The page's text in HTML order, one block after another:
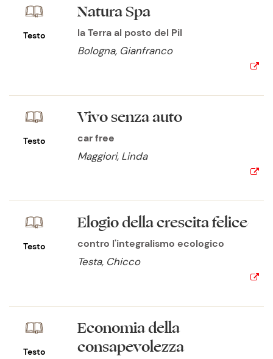
Testo
Natura Spa
la Terra al posto del Pil
Bologna, Gianfranco
Testo
Vivo senza auto
car free
Maggiori, Linda
Testo
Elogio della crescita felice
contro l'integralismo ecologico
Testa, Chicco
Testo
Economia della
consapevolezza